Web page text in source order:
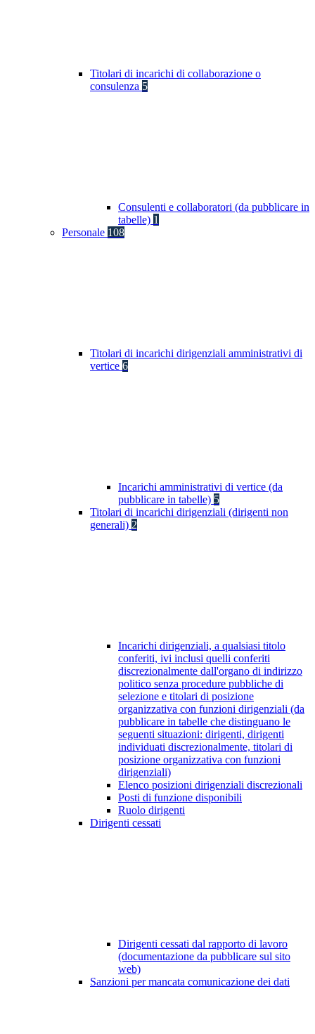
Titolari di incarichi di collaborazione o
consulenza 5
Consulenti e collaboratori (da pubblicare in
tabelle) 1
Personale 108
Titolari di incarichi dirigenziali amministrativi di
vertice 6
Incarichi amministrativi di vertice (da
pubblicare in tabelle) 5
Titolari di incarichi dirigenziali (dirigenti non
generali) 2
Incarichi dirigenziali, a qualsiasi titolo
conferiti, ivi inclusi quelli conferiti
discrezionalmente dall'organo di indirizzo
politico senza procedure pubbliche di
selezione e titolari di posizione
organizzativa con funzioni dirigenziali (da
pubblicare in tabelle che distinguano le
seguenti situazioni: dirigenti, dirigenti
individuati discrezionalmente, titolari di
posizione organizzativa con funzioni
dirigenziali)
Elenco posizioni dirigenziali discrezionali
Posti di funzione disponibili
Ruolo dirigenti
Dirigenti cessati
Dirigenti cessati dal rapporto di lavoro
(documentazione da pubblicare sul sito
web)
Sanzioni per mancata comunicazione dei dati